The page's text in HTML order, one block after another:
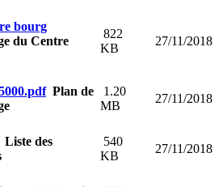
bourg
du Centre
822
KB
27/11/2018
Plan de
1.20
MB
27/11/2018
des
540
KB
27/11/2018